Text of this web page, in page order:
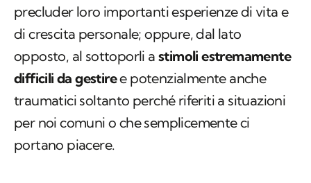
precluder loro importanti esperienze di vita e
di crescita personale; oppure, dal lato
opposto, al sottoporli a stimoli estremamente
difficili da gestiree potenzialmente anche
traumatici soltanto perché riferiti a situazioni
per noi comuni o che semplicemente ci
portano piacere.